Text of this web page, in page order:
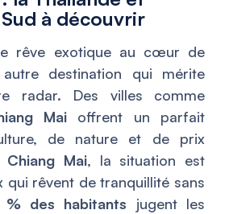
à découvrir
rêve exotique au cœur de
autre destination qui mérite
radar. Des villes comme
Mai offrent un parfait
de nature et de prix
Chiang Mai, la situation est
qui rêvent de tranquillité sans
des habitants jugent les